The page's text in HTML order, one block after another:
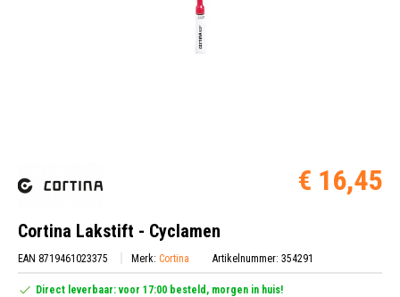
€ 16,45
Cortina Lakstift - Cyclamen
EAN 8719461023375 Merk: Cortina Artikelnummer: 354291
Direct leverbaar: voor 17:00 besteld, morgen in huis!